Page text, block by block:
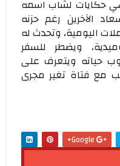
حكايات لشاب اسمه
الآخرين رغم حزنه
اليومية، وتحدث له
ويضطر للسفر
حياته ويتعرف على
مع فتاة تغير مجرى